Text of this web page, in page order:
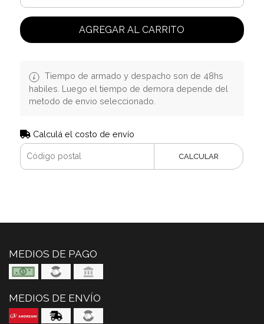
AGREGAR AL CARRITO
Tiempo de armado y despacho son de 48hs
habiles. Luego el tiempo de demora depende del
metodo de envio seleccionado.
Calculá el costo de envío
CALCULAR
MEDIOS DE PAGO
MEDIOS DE ENVÍO